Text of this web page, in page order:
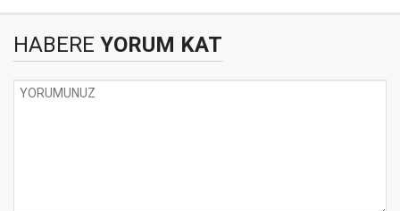
HABERE YORUM KAT